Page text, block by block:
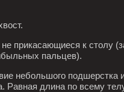
прикасающиеся к столу
пальцев).
небольшого подшерстка
Равная длина по всему